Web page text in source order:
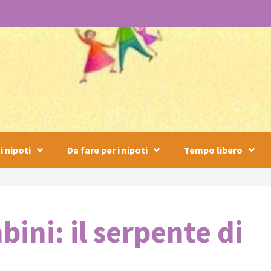
i nipoti Da fare per i nipoti Tempo libero
il serpente di